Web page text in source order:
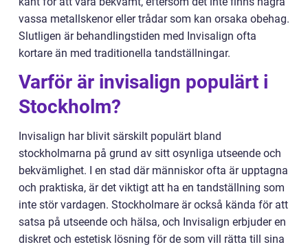
vassa metallskenor eller trådar som kan orsaka obehag.
Slutligen är behandlingstiden med Invisalign ofta
kortare än med traditionella tandställningar.
Varför är invisalign populärt i
Stockholm?
Invisalign har blivit särskilt populärt bland
stockholmarna på grund av sitt osynliga utseende och
bekvämlighet. I en stad där människor ofta är upptagna
och praktiska, är det viktigt att ha en tandställning som
inte stör vardagen. Stockholmare är också kända för att
satsa på utseende och hälsa, och Invisalign erbjuder en
diskret och estetisk lösning för de som vill rätta till sina